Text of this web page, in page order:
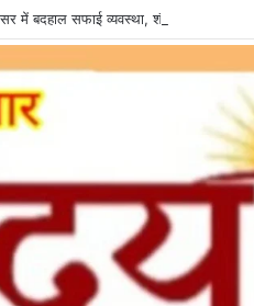
में बदहाल सफाई व्यवस्था, शौचालय की दुर्दशा से